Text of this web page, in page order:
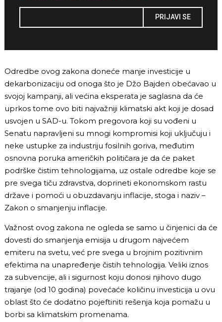
PRIJAVI SE
Odredbe ovog zakona doneće manje investicije u
dekarbonizaciju od onoga što je Džo Bajden obećavao u
svojoj kampanji, ali većina eksperata je saglasna da će
uprkos tome ovo biti najvažniji klimatski akt koji je dosad
usvojen u SAD-u. Tokom pregovora koji su vođeni u
Senatu napravljeni su mnogi kompromisi koji uključuju i
neke ustupke za industriju fosilnih goriva, međutim
osnovna poruka američkih političara je da će paket
podrške čistim tehnologijama, uz ostale odredbe koje se
pre svega tiču zdravstva, doprineti ekonomskom rastu
države i pomoći u obuzdavanju inflacije, stoga i naziv –
Zakon o smanjenju inflacije.
Važnost ovog zakona ne ogleda se samo u činjenici da će
dovesti do smanjenja emisija u drugom najvećem
emiteru na svetu, već pre svega u brojnim pozitivnim
efektima na unapređenje čistih tehnologija. Veliki iznos
za subvencije, ali i sigurnost koju donosi njihovo dugo
trajanje (od 10 godina) povećaće količinu investicija u ovu
oblast što će dodatno pojeftiniti rešenja koja pomažu u
borbi sa klimatskim promenama.